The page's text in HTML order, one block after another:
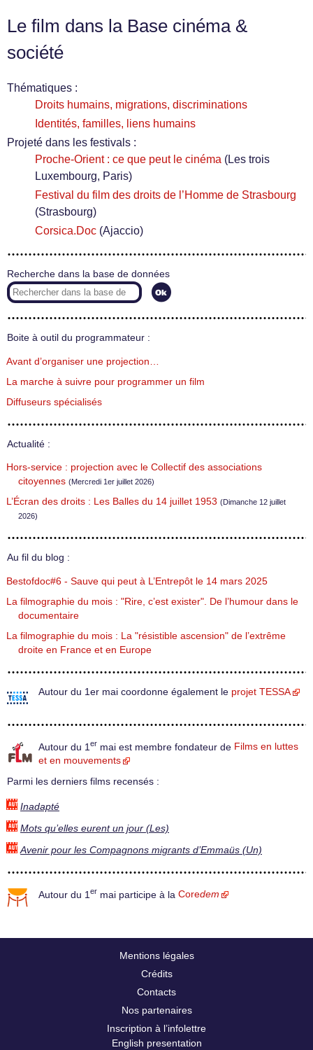
Le film dans la Base cinéma &
société
Thématiques :
Droits humains, migrations, discriminations
Identités, familles, liens humains
Projeté dans les festivals :
Proche-Orient : ce que peut le cinéma (Les trois
Luxembourg, Paris)
Festival du film des droits de l’Homme de Strasbourg
(Strasbourg)
Corsica.Doc (Ajaccio)
Recherche dans la base de données
Boite à outil du programmateur :
Avant d’organiser une projection…
La marche à suivre pour programmer un film
Diffuseurs spécialisés
Actualité :
Hors-service : projection avec le Collectif des associations
citoyennes (Mercredi 1er juillet 2026)
L’Écran des droits : Les Balles du 14 juillet 1953 (Dimanche 12 juillet
2026)
Au fil du blog :
Bestofdoc#6 - Sauve qui peut à L’Entrepôt le 14 mars 2025
La filmographie du mois : "Rire, c’est exister". De l’humour dans le
documentaire
La filmographie du mois : La "résistible ascension" de l’extrême
droite en France et en Europe
Autour du 1er mai coordonne également le projet TESSA
Autour du 1 er mai est membre fondateur de Films en luttes
et en mouvements
Parmi les derniers films recensés :
Inadapté
Mots qu’elles eurent un jour (Les)
Avenir pour les Compagnons migrants d’Emmaüs (Un)
Autour du 1 er mai participe à la Coredem
Mentions légales
Crédits
Contacts
Nos partenaires
Inscription à l’infolettre
English presentation